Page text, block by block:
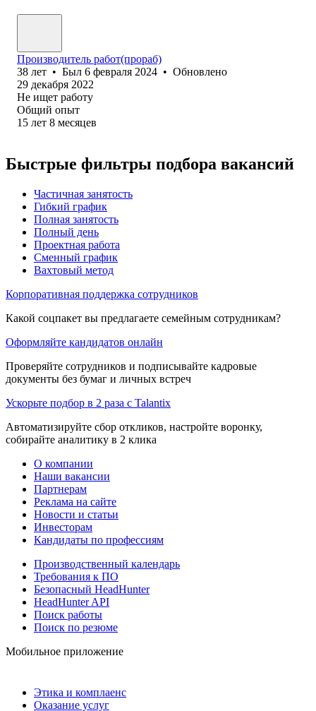
Производитель работ(прораб)
38 лет • Был 6 февраля 2024 • Обновлено
29 декабря 2022
Не ищет работу
Общий опыт
15 лет 8 месяцев
Быстрые фильтры подбора вакансий
Частичная занятость
Гибкий график
Полная занятость
Полный день
Проектная работа
Сменный график
Вахтовый метод
Корпоративная поддержка сотрудников
Какой соцпакет вы предлагаете семейным сотрудникам?
Оформляйте кандидатов онлайн
Проверяйте сотрудников и подписывайте кадровые
документы без бумаг и личных встреч
Ускорьте подбор в 2 раза с Talantix
Автоматизируйте сбор откликов, настройте воронку,
собирайте аналитику в 2 клика
О компании
Наши вакансии
Партнерам
Реклама на сайте
Новости и статьи
Инвесторам
Кандидаты по профессиям
Производственный календарь
Требования к ПО
Безопасный HeadHunter
HeadHunter API
Поиск работы
Поиск по резюме
Мобильное приложение
Этика и комплаенс
Оказание услуг